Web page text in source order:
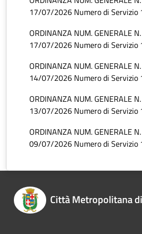
17/07/2026 Numero di Servizio
ORDINANZA NUM. GENERALE
17/07/2026 Numero di Servizio
ORDINANZA NUM. GENERALE
14/07/2026 Numero di Servizio
ORDINANZA NUM. GENERALE
13/07/2026 Numero di Servizio
ORDINANZA NUM. GENERALE
09/07/2026 Numero di Servizio
Città Metropolitana